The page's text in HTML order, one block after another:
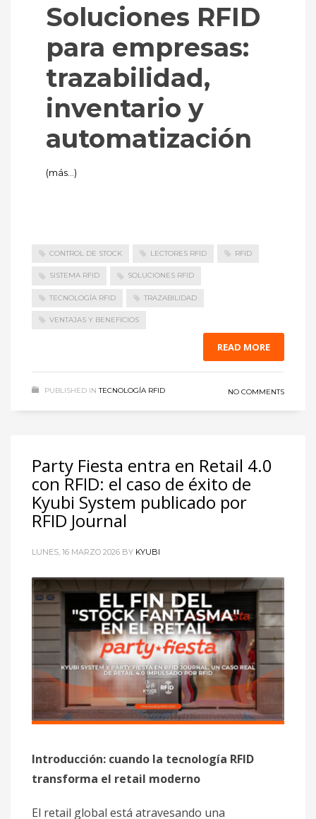
Soluciones RFID
para empresas:
trazabilidad,
inventario y
automatización
(más…)
CONTROL DE STOCK LECTORES RFID RFID
SISTEMA RFID SOLUCIONES RFID
TECNOLOGÍA RFID TRAZABILIDAD
VENTAJAS Y BENEFICIOS
READ MORE
PUBLISHED IN TECNOLOGÍA RFID NO COMMENTS
Party Fiesta entra en Retail 4.0
con RFID: el caso de éxito de
Kyubi System publicado por
RFID Journal
LUNES, 16 MARZO 2026 BY KYUBI
Introducción: cuando la tecnología RFID
transforma el retail moderno
El retail global está atravesando una